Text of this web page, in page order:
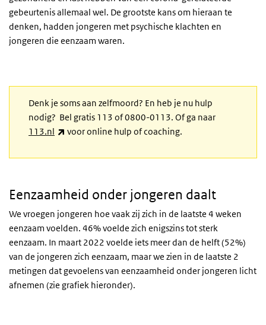
gebeurtenis allemaal wel. De grootste kans om hieraan te
denken, hadden jongeren met psychische klachten en
jongeren die eenzaam waren.
Denk je soms aan zelfmoord? En heb je nu hulp
nodig? Bel gratis 113 of 0800-0113. Of ga naar
113.nl
(externe link)
voor online hulp of coaching.
Eenzaamheid onder jongeren daalt
We vroegen jongeren hoe vaak zij zich in de laatste 4 weken
eenzaam voelden. 46% voelde zich enigszins tot sterk
eenzaam. In maart 2022 voelde iets meer dan de helft (52%)
van de jongeren zich eenzaam, maar we zien in de laatste 2
metingen dat gevoelens van eenzaamheid onder jongeren licht
afnemen (zie grafiek hieronder).